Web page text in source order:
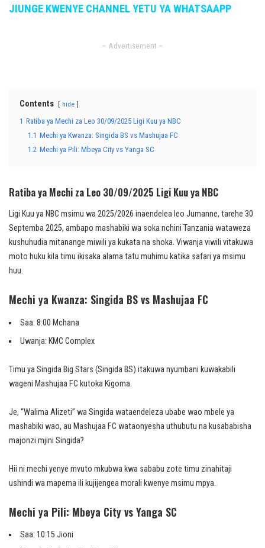
JIUNGE KWENYE CHANNEL YETU YA WHATSAAPP
– Advertisement –
Contents hide
1 Ratiba ya Mechi za Leo 30/09/2025 Ligi Kuu ya NBC
1.1 Mechi ya Kwanza: Singida BS vs Mashujaa FC
1.2 Mechi ya Pili: Mbeya City vs Yanga SC
Ratiba ya Mechi za Leo 30/09/2025 Ligi Kuu ya NBC
Ligi Kuu ya NBC msimu wa 2025/2026 inaendelea leo Jumanne, tarehe 30
Septemba 2025, ambapo mashabiki wa soka nchini Tanzania wataweza
kushuhudia mitanange miwili ya kukata na shoka. Viwanja viwili vitakuwa
moto huku kila timu ikisaka alama tatu muhimu katika safari ya msimu
huu.
Mechi ya Kwanza: Singida BS vs Mashujaa FC
Saa: 8:00 Mchana
Uwanja: KMC Complex
Timu ya Singida Big Stars (Singida BS) itakuwa nyumbani kuwakabili
wageni Mashujaa FC kutoka Kigoma.
Je, “Walima Alizeti” wa Singida wataendeleza ubabe wao mbele ya
mashabiki wao, au Mashujaa FC wataonyesha uthubutu na kusababisha
majonzi mjini Singida?
Hii ni mechi yenye mvuto mkubwa kwa sababu zote timu zinahitaji
ushindi wa mapema ili kujijengea morali kwenye msimu mpya.
Mechi ya Pili: Mbeya City vs Yanga SC
Saa: 10:15 Jioni